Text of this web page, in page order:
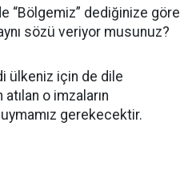
“Bölgemiz” dediğinize göre
sözü veriyor musunuz?
ülkeniz için de dile
o imzaların
gerekecektir.